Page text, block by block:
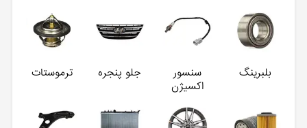
بلبرینگ
سنسور
اکسیژن
جلو پنجره ترموستات